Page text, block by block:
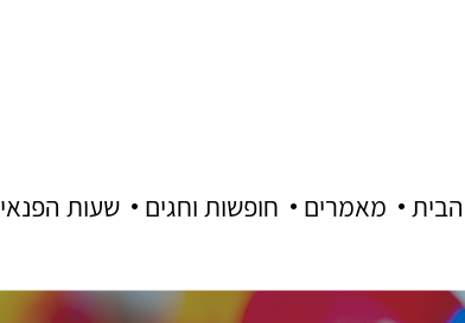
שעות הפנאי חופשות וחגים מאמרים